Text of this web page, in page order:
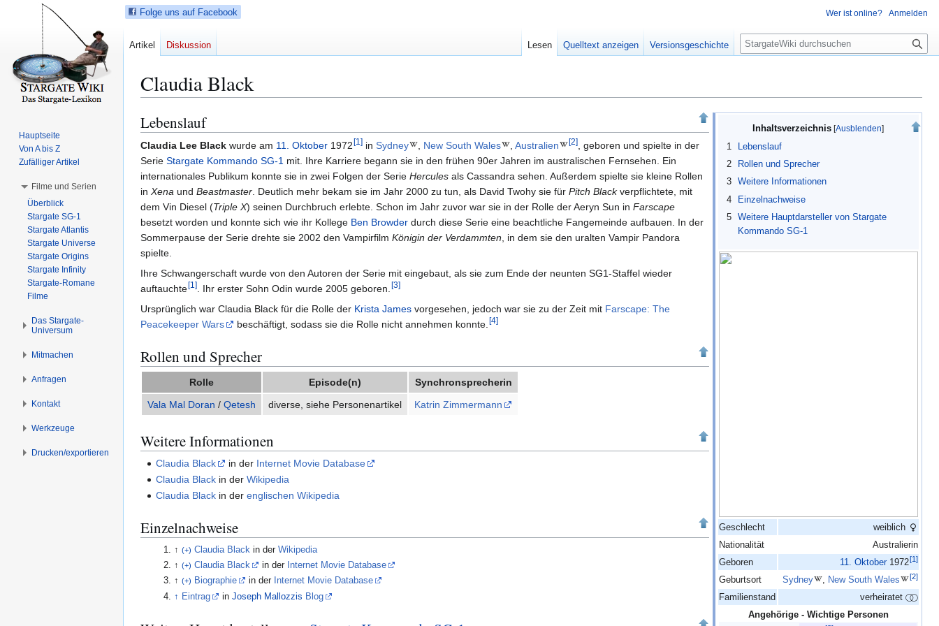
Claudia Black
Z
u
r
N
a
v
i
g
a
t
i
o
n
s
r
i
g
Z
u
r
S
u
c
h
e
s
p
r
i
n
g
n
Inhaltsverzeichnis
1
Lebenslauf
2
Rollen und Sprecher
3
Weitere Informationen
4
Einzelnachweise
5
Weitere Hauptdarsteller von Stargate
Kommando SG-1
Geschlecht
weiblich
Nationalität
Australierin
Geboren
11. Oktober 1972[1]
Geburtsort Sydney , New South Wales [2]
Familienstand
verheiratet
Angehörige - Wichtige Personen
Lebenslauf
Claudia Lee Black wurde am 11. Oktober 1972 [1 ] in Sydney New South Wales Australien [2]
, geboren und spielte in der
Serie Stargate Kommando SG-1 mit. Ihre Karriere begann sie in den frühen 90er Jahren im australischen Fernsehen. Ein
internationales Publikum konnte sie in zwei Folgen der Serie Hercules als Cassandra sehen. Außerdem spielte sie kleine Rollen
in Xena und Beastmaster . Deutlich mehr bekam sie im Jahr 2000 zu tun, als David Twohy sie für Pitch Blackverpflichtete, mit
dem Vin Diesel (Triple X) seinen Durchbruch erlebte. Schon im Jahr zuvor war sie in der Rolle der Aeryn Sun in Farscape
besetzt worden und konnte sich wie ihr Kollege Ben Browder durch diese Serie eine beachtliche Fangemeinde aufbauen. In der
Sommerpause der Serie drehte sie 2002 den Vampirfilm Königin der Verdammten , in dem sie den uralten Vampir Pandora
spielte.
Ihre Schwangerschaft wurde von den Autoren der Serie mit eingebaut, als sie zum Ende der neunten SG1-Staffel wieder
auftauchte[1 ] . Ihr erster Sohn Odin wurde 2005 geboren. [3]
Ursprünglich war Claudia Black für die Rolle der Krista James vorgesehen, jedoch war sie zu der Zeit mit Farscape: The
Peacekeeper Wars
beschäftigt, sodass sie die Rolle nicht annehmen konnte. [4]
Rollen und Sprecher
Rolle Episode(n)
Synchronsprecherin
Vala Mal Doran / Qetesh diverse, siehe Personenartikel Katrin Zimmermann
Weitere Informationen
Claudia Black in der Internet Movie Database
Claudia Black in derWikipedia
Claudia Black in derenglischen Wikipedia
Einzelnachweise
↑ (+) Claudia Black in der Wikipedia
↑ (+) Claudia Black in der Internet Movie Database
↑ (+) Biographie in der Internet Movie Database
↑ Eintrag in Joseph Mallozzis Blog
Folge uns auf Facebook Wer ist online? Anmelden
Artikel Diskussion Lesen Quelltext anzeigen Versionsgeschichte
S
u
e
Hauptseite
Von A bis Z
Zufälliger Artikel
Filme und Serien
Überblick
Stargate SG-1
Stargate Atlantis
Stargate Universe
Stargate Origins
Stargate Infinity
Stargate-Romane
Filme
Das Stargate-
Universum
Mitmachen
Anfragen
Kontakt
Werkzeuge
Drucken/­exportieren